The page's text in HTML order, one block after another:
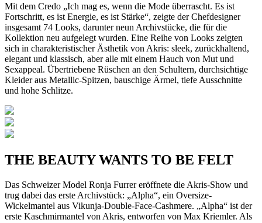
Mit dem Credo „Ich mag es, wenn die Mode überrascht. Es ist
Fortschritt, es ist Energie, es ist Stärke“, zeigte der Chefdesigner
insgesamt 74 Looks, darunter neun Archivstücke, die für die
Kollektion neu aufgelegt wurden. Eine Reihe von Looks zeigten
sich in charakteristischer Ästhetik von Akris: sleek, zurückhaltend,
elegant und klassisch, aber alle mit einem Hauch von Mut und
Sexappeal. Übertriebene Rüschen an den Schultern, durchsichtige
Kleider aus Metallic-Spitzen, bauschige Ärmel, tiefe Ausschnitte
und hohe Schlitze.
THE BEAUTY WANTS TO BE FELT
Das Schweizer Model Ronja Furrer eröffnete die Akris-Show und
trug dabei das erste Archivstück: „Alpha“, ein Oversize-
Wickelmantel aus Vikunja-Double-Face-Cashmere. „Alpha“ ist der
erste Kaschmirmantel von Akris, entworfen von Max Kriemler. Als